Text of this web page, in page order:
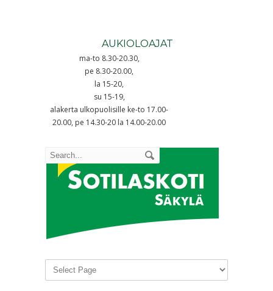
AUKIOLOAJAT
ma-to 8.30-20.30,
pe 8.30-20.00,
la 15-20,
su 15-19,
alakerta ulkopuolisille ke-to 17.00-
20.00, pe 14.30-20 la 14.00-20.00